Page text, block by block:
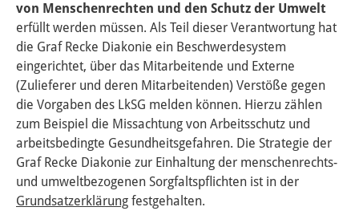
von Menschenrechten und den Schutz der Umwelt
erfüllt werden müssen. Als Teil dieser Verantwortung hat
die Graf Recke Diakonie ein Beschwerdesystem
eingerichtet, über das Mitarbeitende und Externe
(Zulieferer und deren Mitarbeitenden) Verstöße gegen
die Vorgaben des LkSG melden können. Hierzu zählen
zum Beispiel die Missachtung von Arbeitsschutz und
arbeitsbedingte Gesundheitsgefahren. Die Strategie der
Graf Recke Diakonie zur Einhaltung der menschenrechts-
und umweltbezogenen Sorgfaltspflichten ist in der
Grundsatzerklärungfestgehalten.